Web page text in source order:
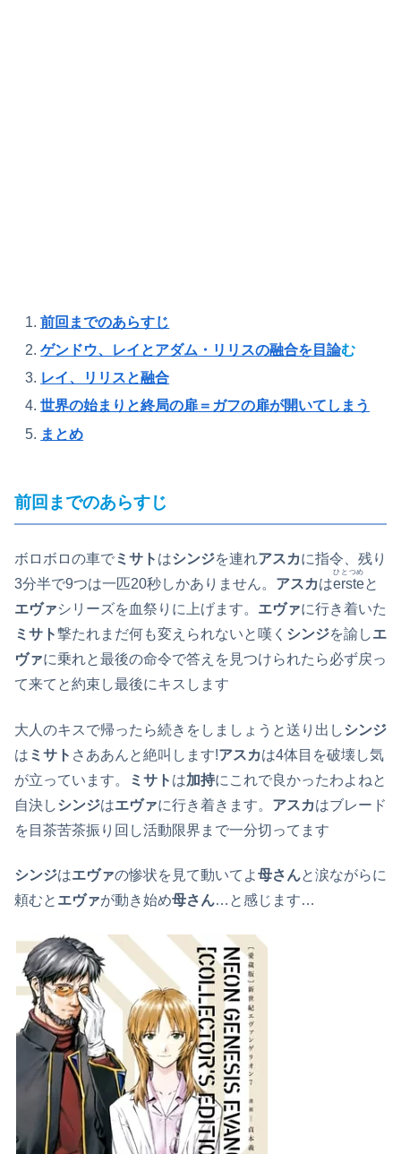
前回までのあらすじ
ゲンドウ、 レイ とアダム ・ リリスの融合を目論む
レイ、リリスと融合
世界の始まりと終局の扉＝ガフの扉が開いてしまう
まとめ
前回までのあらすじ
ボロボロの車でミサト はシンジを連れアスカに指令、残り
3分半で9つは一匹20秒しかありません。 アスカはerste
ひとつめ
と
エヴァシリーズを血祭りに上げます。 エヴァに行き着いた
ミサト撃たれまだ何も変えられないと嘆く シンジを諭しエ
ヴァに乗れと最後の命令で答えを見つけられたら必ず戻っ
て来てと約束し最後にキスします
大人のキスで帰ったら続きをしましょうと送り出しシンジ
は ミサト さああんと絶叫します!アスカは4体目を破壊し気
が立っています。
ミサト は加持にこれで良かったわよねと
自決しシンジはエヴァに行き着きます。 アスカはブレード
を目茶苦茶振り回し活動限界まで一分切ってます
シンジはエヴァの惨状を見て動いてよ母さんと涙ながらに
頼むと エヴァが動き始め母さん…と感じます…